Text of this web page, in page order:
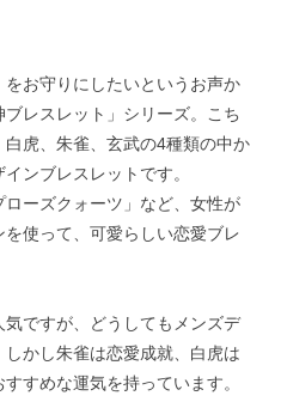
お守りにしたいというお声か
レスレット」シリーズ。こち
虎、朱雀、玄武の4種類の中か
ンブレスレットです。
ローズクォーツ」など、女性が
使って、可愛らしい恋愛ブレ
ですが、どうしてもメンズデ
かし朱雀は恋愛成就、白虎は
すめな運気を持っています。